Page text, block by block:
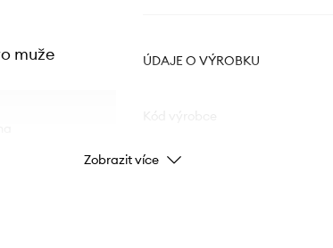
muže ÚDAJE O VÝROBKU
Barva výrobce
Zobrazit více